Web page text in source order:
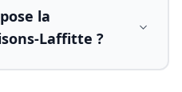
la
Laffitte ?